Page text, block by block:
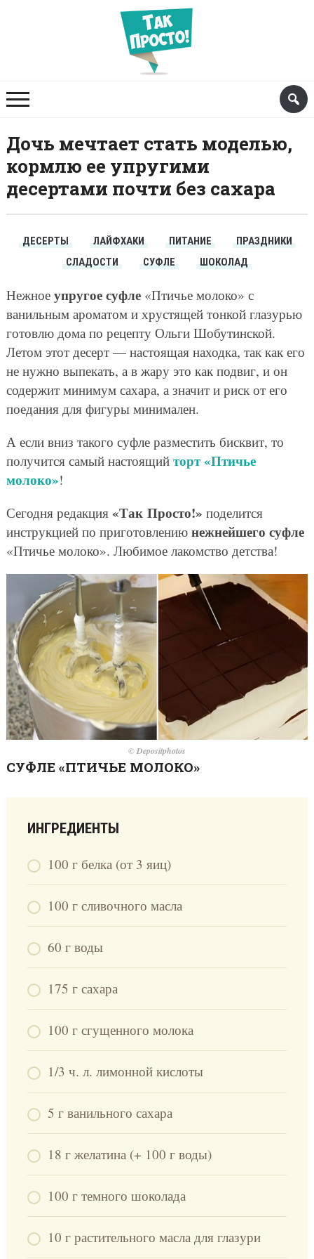
Дочь мечтает стать моделью,
кормлю ее упругими
десертами почти без сахара
ДЕСЕРТЫ ЛАЙФХАКИ ПИТАНИЕ
ПРАЗДНИКИ
СЛАДОСТИ
СУФЛЕ ШОКОЛАД
Нежное упругое суфле«Птичье молоко» с
ванильным ароматом и хрустящей тонкой глазурью
готовлю дома по рецепту Ольги Шобутинской.
Летом этот десерт — настоящая находка, так как его
не нужно выпекать, а в жару это как подвиг, и он
содержит минимум сахара, а значит и риск от его
поедания для фигуры минимален.
А если вниз такого суфле разместить бисквит, то
получится самый настоящий торт «Птичье
молоко»!
Сегодня редакция «Так Просто!» поделится
инструкцией по приготовлению нежнейшего суфле
«Птичье молоко». Любимое лакомство детства!
© Depositphotos
СУФЛЕ «ПТИЧЬЕ МОЛОКО»
ИНГРЕДИЕНТЫ
100 г белка (от 3 яиц)
100 г сливочного масла
60 г воды
175 г сахара
100 г сгущенного молока
1/3 ч. л. лимонной кислоты
5 г ванильного сахара
18 г желатина (+ 100 г воды)
100 г темного шоколада
10 г растительного масла для глазури